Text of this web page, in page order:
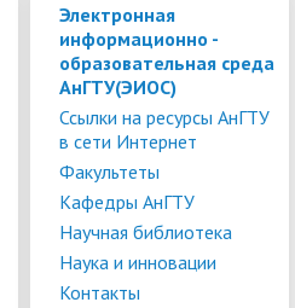
Электронная
информационно -
образовательная среда
АнГТУ(ЭИОС)
Ссылки на ресурсы АнГТУ
в сети Интернет
Факультеты
Кафедры АнГТУ
Научная библиотека
Наука и инновации
Контакты